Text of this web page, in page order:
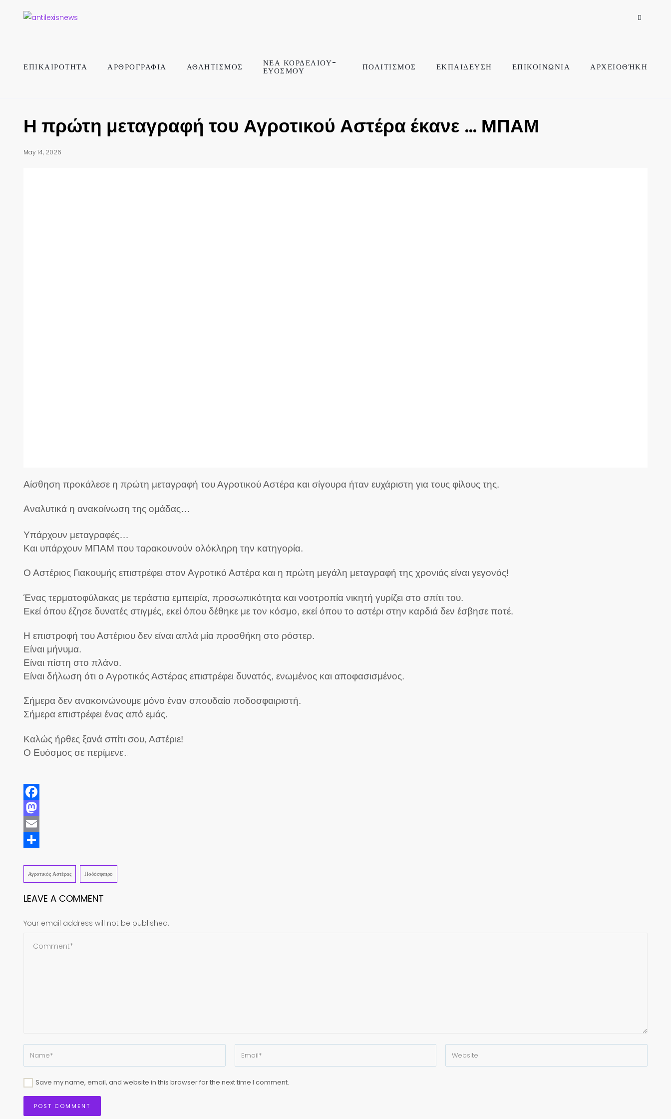
ΕΠΙΚΑΙΡΟΤΗΤΑ ΑΡΘΡΟΓΡΑΦΙΑ ΑΘΛΗΤΙΣΜΟΣ ΝΕΑ ΚΟΡΔΕΛΙΟΥ-
ΕΥΟΣΜΟΥ ΠΟΛΙΤΙΣΜΟΣ ΕΚΠΑΙΔΕΥΣΗ ΕΠΙΚΟΙΝΩΝΙΑ ΑΡΧΕΙΟΘΉΚΗ
Η πρώτη μεταγραφή του Αγροτικού Αστέρα έκανε … ΜΠΑΜ
May 14, 2026
Αίσθηση προκάλεσε η πρώτη μεταγραφή του Αγροτικού Αστέρα και σίγουρα ήταν ευχάριστη για τους φίλους της.
Αναλυτικά η ανακοίνωση της ομάδας…
Υπάρχουν μεταγραφές…
Και υπάρχουν ΜΠΑΜ που ταρακουνούν ολόκληρη την κατηγορία.
Ο Αστέριος Γιακουμής επιστρέφει στον Αγροτικό Αστέρα και η πρώτη μεγάλη μεταγραφή της χρονιάς είναι γεγονός!
Ένας τερματοφύλακας με τεράστια εμπειρία, προσωπικότητα και νοοτροπία νικητή γυρίζει στο σπίτι του.
Εκεί όπου έζησε δυνατές στιγμές, εκεί όπου δέθηκε με τον κόσμο, εκεί όπου το αστέρι στην καρδιά δεν έσβησε ποτέ.
Η επιστροφή του Αστέριου δεν είναι απλά μία προσθήκη στο ρόστερ.
Είναι μήνυμα.
Είναι πίστη στο πλάνο.
Είναι δήλωση ότι ο Αγροτικός Αστέρας επιστρέφει δυνατός, ενωμένος και αποφασισμένος.
Σήμερα δεν ανακοινώνουμε μόνο έναν σπουδαίο ποδοσφαιριστή.
Σήμερα επιστρέφει ένας από εμάς.
Καλώς ήρθες ξανά σπίτι σου, Αστέριε!
Ο Ευόσμος σε περίμενε…
Facebook
Mastodon
Email
Αγροτικός Αστέρας Ποδόσφαιρο
LEAVE A COMMENT
Your email address will not be published.
Save my name, email, and website in this browser for the next time I comment.